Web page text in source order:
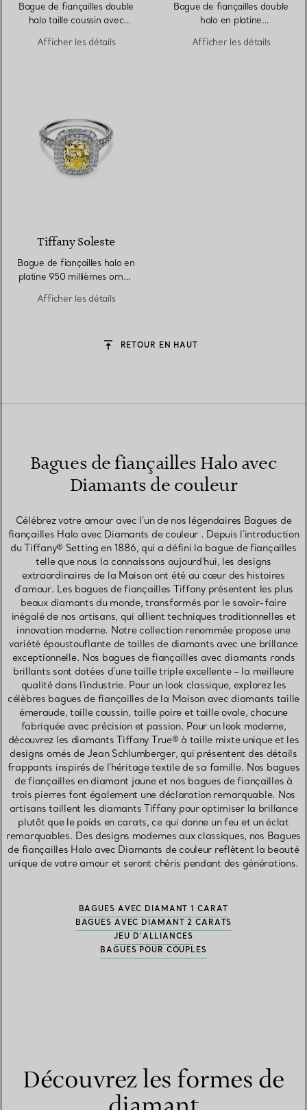
Bague de fiançailles double
halo taille coussin avec
950 millièmes et diamants
Afficher les détails
Bague de fiançailles double
halo en platine
diamant jaune taille ovale
Afficher les détails
Tiffany Soleste
Bague de fiançailles halo en
platine 950 millièmes ornée
coussin
Afficher les détails
RETOUR EN HAUT
Bagues de fiançailles Halo avec
Diamants de couleur
Célébrez votre amour avec l'un de nos légendaires Bagues de
fiançailles Halo avec Diamants de couleur . Depuis l'introduction
du Tiffany® Setting en 1886, qui a défini la bague de fiançailles
telle que nous la connaissons aujourd'hui, les designs
extraordinaires de la Maison ont été au cœur des histoires
d'amour. Les bagues de fiançailles Tiffany présentent les plus
beaux diamants du monde, transformés par le savoir-faire
inégalé de nos artisans, qui allient techniques traditionnelles et
innovation moderne. Notre collection renommée propose une
variété époustouflante de tailles de diamants avec une brillance
exceptionnelle. Nos bagues de fiançailles avec diamants ronds
brillants sont dotées d'une taille triple excellente – la meilleure
qualité dans l'industrie. Pour un look classique, explorez les
célèbres bagues de fiançailles de la Maison avec diamants taille
émeraude, taille coussin, taille poire et taille ovale, chacune
fabriquée avec précision et passion. Pour un look moderne,
découvrez les diamants Tiffany True® à taille mixte unique et les
designs ornés de Jean Schlumberger, qui présentent des détails
frappants inspirés de l'héritage textile de sa famille. Nos bagues
de fiançailles en diamant jaune et nos bagues de fiançailles à
trois pierres font également une déclaration remarquable. Nos
artisans taillent les diamants Tiffany pour optimiser la brillance
plutôt que le poids en carats, ce qui donne un feu et un éclat
remarquables. Des designs modernes aux classiques, nos Bagues
de fiançailles Halo avec Diamants de couleur reflètent la beauté
unique de votre amour et seront chéris pendant des générations.
BAGUES AVEC DIAMANT 1 CARAT
BAGUES AVEC DIAMANT 2 CARATS
JEU D'ALLIANCES
BAGUES POUR COUPLES
Découvrez les formes de